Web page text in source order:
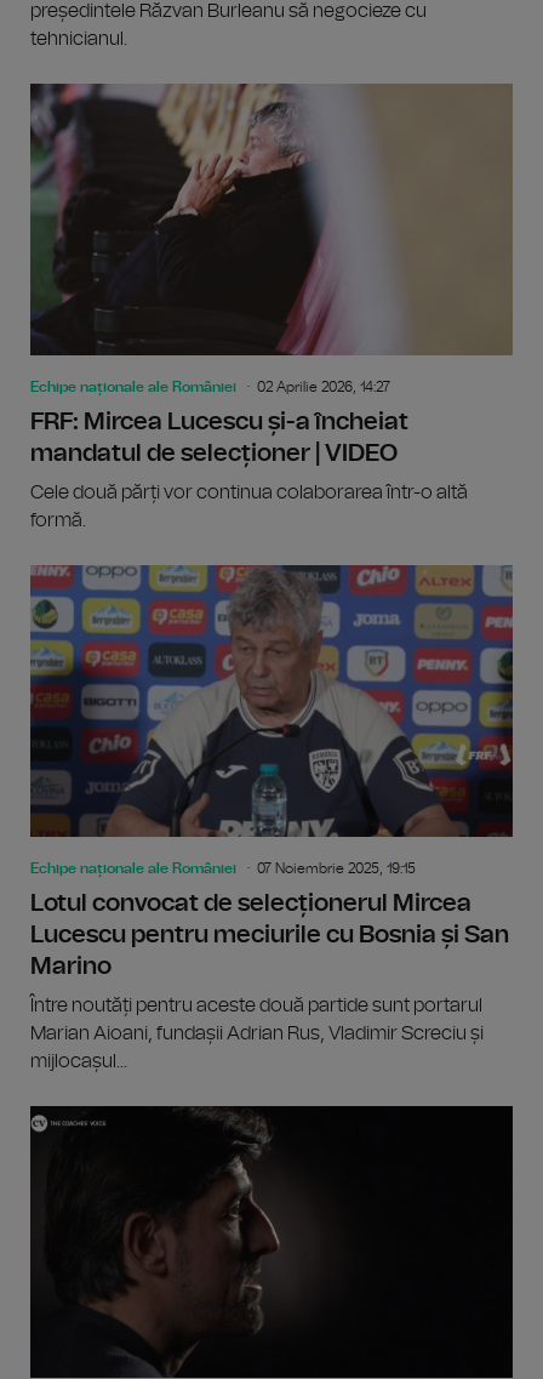
președintele Răzvan Burleanu să negocieze cu
tehnicianul.
Echipe naționale ale României 02 Aprilie 2026, 14:27
FRF: Mircea Lucescu și-a încheiat
mandatul de selecționer | VIDEO
Cele două părți vor continua colaborarea într-o altă
formă.
Echipe naționale ale României 07 Noiembrie 2025, 19:15
Lotul convocat de selecționerul Mircea
Lucescu pentru meciurile cu Bosnia și San
Marino
Între noutăți pentru aceste două partide sunt portarul
Marian Aioani, fundașii Adrian Rus, Vladimir Screciu și
mijlocașul...